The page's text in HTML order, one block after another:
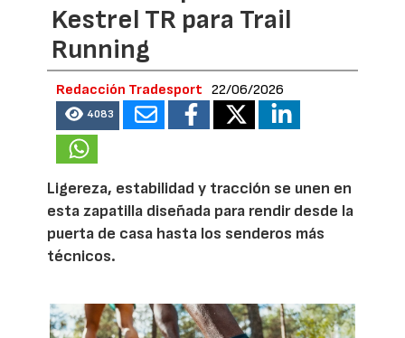
Kestrel TR para Trail
Running
Redacción Tradesport 22/06/2026
4083
Ligereza, estabilidad y tracción se unen en
esta zapatilla diseñada para rendir desde la
puerta de casa hasta los senderos más
técnicos.